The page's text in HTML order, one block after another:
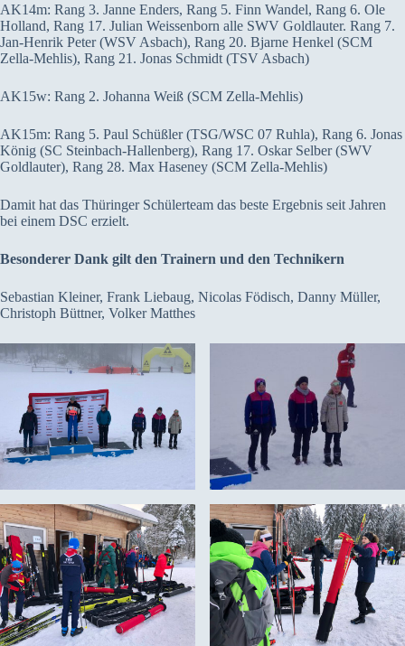
AK14m: Rang 3. Janne Enders, Rang 5. Finn Wandel, Rang 6. Ole
Holland, Rang 17. Julian Weissenborn alle SWV Goldlauter. Rang 7.
Jan-Henrik Peter (WSV Asbach), Rang 20. Bjarne Henkel (SCM
Zella-Mehlis), Rang 21. Jonas Schmidt (TSV Asbach)
AK15w: Rang 2. Johanna Weiß (SCM Zella-Mehlis)
AK15m: Rang 5. Paul Schüßler (TSG/WSC 07 Ruhla), Rang 6. Jonas
König (SC Steinbach-Hallenberg), Rang 17. Oskar Selber (SWV
Goldlauter), Rang 28. Max Haseney (SCM Zella-Mehlis)
Damit hat das Thüringer Schülerteam das beste Ergebnis seit Jahren
bei einem DSC erzielt.
Besonderer Dank gilt den Trainern und den Technikern
Sebastian Kleiner, Frank Liebaug, Nicolas Födisch, Danny Müller,
Christoph Büttner, Volker Matthes